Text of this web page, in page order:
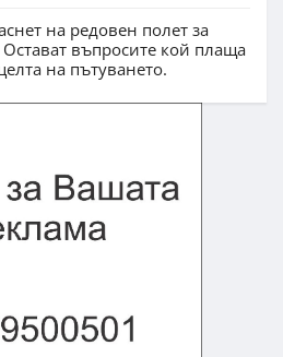
на редовен полет за
въпросите кой плаща
на пътуването.